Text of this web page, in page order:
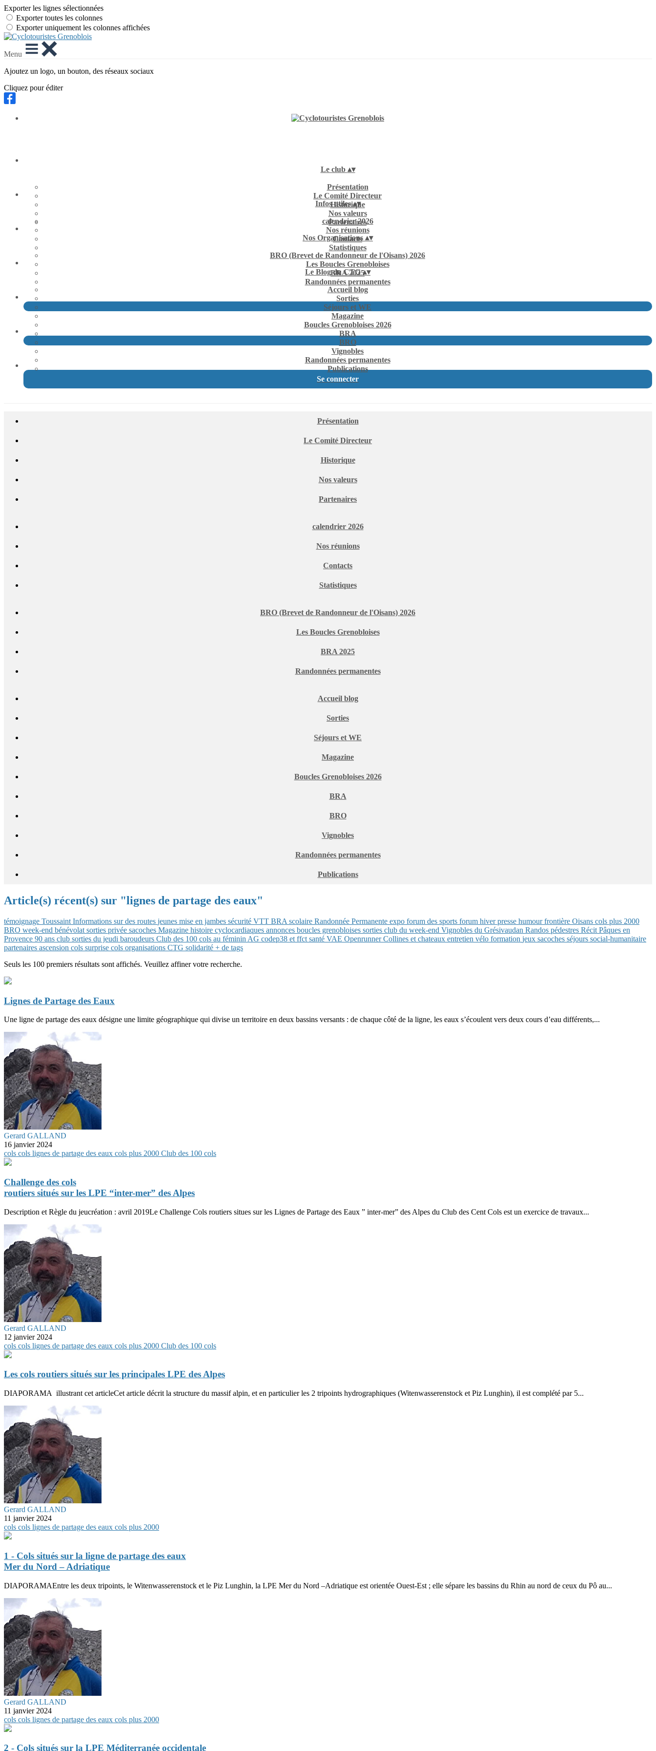
Exporter les lignes sélectionnées
Exporter toutes les colonnes
Exporter uniquement les colonnes affichées
Menu
Ajoutez un logo, un bouton, des réseaux sociaux
Cliquez pour éditer
Le club ▴▾
Présentation
Le Comité Directeur
Historique
Nos valeurs
Partenaires
Infos utiles▴▾
calendrier 2026
Nos réunions
Contacts
Statistiques
Nos Organisations ▴▾
BRO (Brevet de Randonneur de l'Oisans) 2026
Les Boucles Grenobloises
BRA 2025
Randonnées permanentes
Le Blog du CTG▴▾
Accueil blog
Sorties
Séjours et WE
Magazine
Boucles Grenobloises 2026
BRA
BRO
Vignobles
Randonnées permanentes
Publications
Se connecter
Présentation
Le Comité Directeur
Historique
Nos valeurs
Partenaires
calendrier 2026
Nos réunions
Contacts
Statistiques
BRO (Brevet de Randonneur de l'Oisans) 2026
Les Boucles Grenobloises
BRA 2025
Randonnées permanentes
Accueil blog
Sorties
Séjours et WE
Magazine
Boucles Grenobloises 2026
BRA
BRO
Vignobles
Randonnées permanentes
Publications
Article(s) récent(s) sur "lignes de partage des eaux"
témoignage Toussaint Informations sur des routes jeunes mise en jambes sécurité VTT BRA scolaire Randonnée Permanente expo forum des sports forum hiverpresse humourfrontière Oisans cols plus 2000
BRO week-end bénévolat sorties privée sacoches Magazine histoire cyclocardiaques annonces boucles grenobloises sorties club du week-end Vignobles du Grésivaudan Randos pédestres Récit Pâques en
Provence 90 ans club sorties du jeudi baroudeurs Club des 100 cols au féminin AG codep38 et ffct santé VAE OpenrunnerCollines et chateaux entretien vélo formation jeux sacoches séjours social-humanitaire
partenaires ascension cols surprise cols organisations CTG solidarité + de tags
Seuls les 100 premiers résultats sont affichés. Veuillez affiner votre recherche.
Lignes de Partage des Eaux
Une ligne de partage des eaux désigne une limite géographique qui divise un territoire en deux bassins versants : de chaque côté de la ligne, les eaux s’écoulent vers deux cours d’eau différents,...
Gerard GALLAND
16 janvier 2024
cols cols lignes de partage des eaux cols plus 2000 Club des 100 cols
Challenge des cols
routiers situés sur les LPE “inter-mer” des Alpes
Description et Règle du jeucréation : avril 2019Le Challenge Cols routiers situes sur les Lignes de Partage des Eaux ” inter-mer” des Alpes du Club des Cent Cols est un exercice de travaux...
Gerard GALLAND
12 janvier 2024
cols cols lignes de partage des eaux cols plus 2000 Club des 100 cols
Les cols routiers situés sur les principales LPE des Alpes
DIAPORAMA illustrant cet articleCet article décrit la structure du massif alpin, et en particulier les 2 tripoints hydrographiques (Witenwasserenstock et Piz Lunghin), il est complété par 5...
Gerard GALLAND
11 janvier 2024
cols cols lignes de partage des eaux cols plus 2000
1 - Cols situés sur la ligne de partage des eaux
Mer du Nord – Adriatique
DIAPORAMAEntre les deux tripoints, le Witenwasserenstock et le Piz Lunghin, la LPE Mer du Nord –Adriatique est orientée Ouest-Est ; elle sépare les bassins du Rhin au nord de ceux du Pô au...
Gerard GALLAND
11 janvier 2024
cols cols lignes de partage des eaux cols plus 2000
2 - Cols situés sur la LPE Méditerranée occidentale